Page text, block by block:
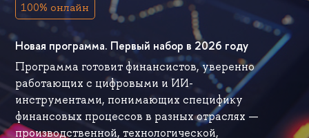
100% онлайн
Новая программа. Первый набор в 2026 году
Программа готовит финансистов, уверенно
работающих с цифровыми и ИИ-
инструментами, понимающих специфику
финансовых процессов в разных отраслях —
производственной, технологической,